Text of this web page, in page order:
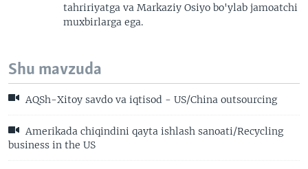
tahririyatga va Markaziy Osiyo bo'ylab jamoatchi
muxbirlarga ega.
Shu mavzuda
AQSh-Xitoy savdo va iqtisod - US/China outsourcing
Amerikada chiqindini qayta ishlash sanoati/Recycling
business in the US